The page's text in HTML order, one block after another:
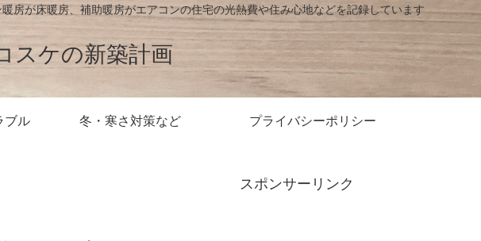
房が床暖房、補助暖房がエアコンの住宅の光熱費や住み心地などを記録しています
スケの新築計画
ブル 冬・寒さ対策など プライバシーポリシー
スポンサーリンク